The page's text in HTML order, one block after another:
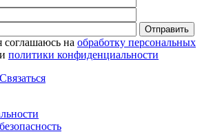
Отправить
на обработку персональных
политики конфиденциальности
Связаться